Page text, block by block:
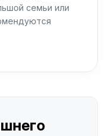
семьи или